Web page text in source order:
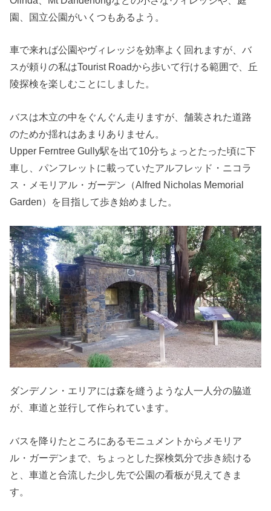
園、国立公園がいくつもあるよう。
車で来れば公園やヴィレッジを効率よく回れますが、バ
スが頼りの私はTourist Roadから歩いて行ける範囲で、丘
陵探検を楽しむことにしました。
バスは木立の中をぐんぐん走りますが、舗装された道路
のためか揺れはあまりありません。
Upper Ferntree Gully駅を出て10分ちょっとたった頃に下
車し、パンフレットに載っていたアルフレッド・ニコラ
ス・メモリアル・ガーデン（Alfred Nicholas Memorial
Garden）を目指して歩き始めました。
ダンデノン・エリアには森を縫うような人一人分の脇道
が、車道と並行して作られています。
バスを降りたところにあるモニュメントからメモリア
ル・ガーデンまで、ちょっとした探検気分で歩き続ける
と、車道と合流した少し先で公園の看板が見えてきま
す。